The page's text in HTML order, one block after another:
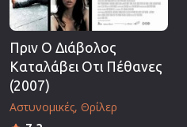
Πριν Ο Διάβολος
Καταλάβει Οτι Πέθανες
(2007)
Αστυνομικές Θρίλερ